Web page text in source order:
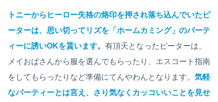
トニーからヒーロー失格の烙印を押され落ち込んでいたピ
ーターは、思い切ってリズを「ホームカミング」のパーテ
ィーに誘いOKを貰います。 有頂天となったピーターは、
メイおばさんから服を選んでもらったり、エスコート指南
をしてもらったりなど準備にてんやわんとなります。 気軽
なパーティーとは言え、さり気なくカッコいいことを見せ